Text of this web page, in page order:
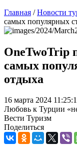
Главная /Новости
самых популярных
OneTwoTrip
самых
отдыха
16 марта 2024
Любовь к Турции
Вести Туризм
Поделиться